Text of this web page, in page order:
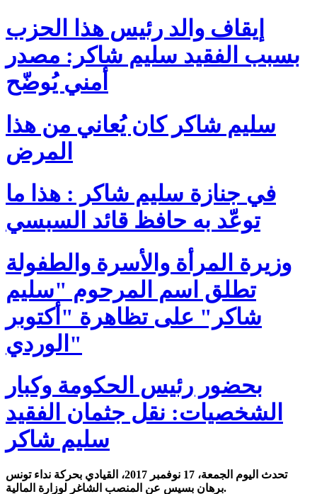
إيقاف والد رئيس هذا الحزب
بسبب الفقيد سليم شاكر: مصدر
أمني يُوضّح
سليم شاكر كان يُعاني من هذا
المرض
في جنازة سليم شاكر : هذا ما
توعّد به حافظ قائد السبسي
وزيرة المرأة والأسرة والطفولة
تطلق اسم المرحوم "سليم
شاكر" على تظاهرة "أكتوبر
الوردي"
بحضور رئيس الحكومة وكبار
الشخصيات: نقل جثمان الفقيد
سليم شاكر
تحدث اليوم الجمعة، 17 نوفمبر 2017، القيادي بحركة نداء تونس
برهان بسيس عن المنصب الشاغر لوزارة المالية.